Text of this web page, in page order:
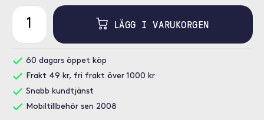
LÄGG I VARUKORGEN
60 dagars öppet köp
Frakt 49 kr, fri frakt över 1000 kr
Snabb kundtjänst
Mobiltillbehör sen 2008